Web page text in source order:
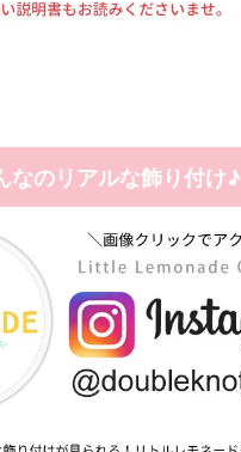
なのリアルな飾り付け♪